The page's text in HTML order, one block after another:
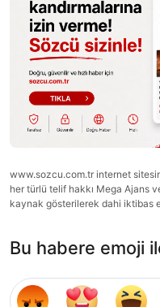
www.sozcu.com.tr internet
her türlü telif hakkı Mega Ajans
kaynak gösterilerek dahi iktibas
Bu habere emoji